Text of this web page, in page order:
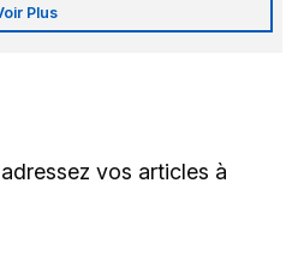
Plus
vos articles à